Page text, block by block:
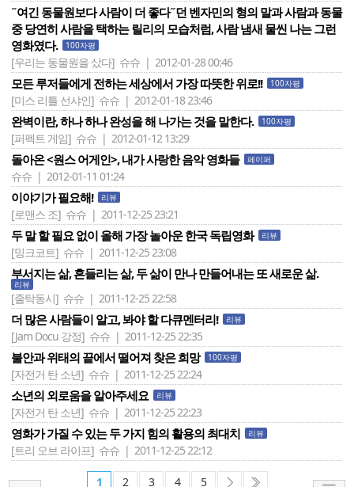
˝여긴 동물원보다 사람이 더 좋다˝던 벤자민의 형의 말과 사람과 동물
중 당연히 사람을 택하는 릴리의 모습처럼, 사람 냄새 물씬 나는 그런
영화였다.
100자평
[우리는 동물원을 샀다] 슈슈 | 2012-01-28 00:46
모든 루저들에게 전하는 세상에서 가장 따뜻한 위로!! 100자평
[미스 리틀 선샤인] 슈슈 | 2012-01-18 23:46
완벽이란, 하나 하나 완성을 해 나가는 것을 말한다. 100자평
[퍼펙트 게임] 슈슈 | 2012-01-12 13:29
돌아온 <원스 어게인>, 내가 사랑한 음악 영화들 페이퍼
슈슈 | 2012-01-11 01:24
이야기가 필요해! 리뷰
[로맨스 조] 슈슈 | 2011-12-25 23:21
두 말 할 필요 없이 올해 가장 놀아운 한국 독립영화 리뷰
[밍크코트] 슈슈 | 2011-12-25 23:08
부서지는 삶, 흔들리는 삶, 두 삶이 만나 만들어내는 또 새로운 삶.
리뷰
[줄탁동시] 슈슈 | 2011-12-25 22:58
더 많은 사람들이 알고, 봐야 할 다큐멘터리! 리뷰
[Jam Docu 강정] 슈슈 | 2011-12-25 22:35
불안과 위태의 끝에서 떨어져 찾은 희망 100자평
[자전거 탄 소년] 슈슈 | 2011-12-25 22:24
소년의 외로움을 알아주세요 리뷰
[자전거 탄 소년] 슈슈 | 2011-12-25 22:23
영화가 가질 수 있는 두 가지 힘의 활용의 최대치 리뷰
[트리 오브 라이프] 슈슈 | 2011-12-25 22:12
1 2 3 4 5